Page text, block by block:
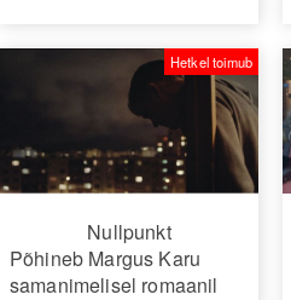
Nullpunkt
Põhineb Margus Karu
samanimelisel romaanil
Hetkel toimub